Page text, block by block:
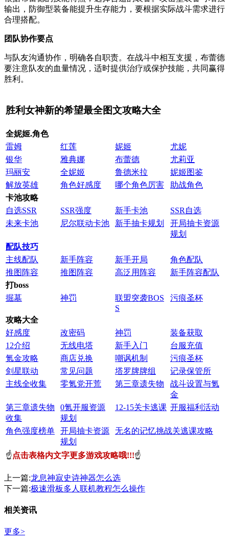
输出，防御型装备能提升生存能力，要根据实际战斗需求进行
合理搭配。
团队协作要点
与队友沟通协作，明确各自职责。在战斗中相互支援，布蕾德
要注意队友的血量情况，适时提供治疗或保护技能，共同赢得
胜利。
胜利女神新的希望最全图文攻略大全
全妮姬.角色
雷姆
红莲 妮姬
尤妮
银华
雅典娜 布蕾德
尤莉亚
玛丽安
全妮姬 鲁德米拉
妮姬图鉴
解放英雄
角色好感度 哪个角色厉害
助战角色
卡池攻略
自选SSR
SSR强度 新手卡池
SSR自选
未来卡池
尼尔联动卡池 新手抽卡规划
开局抽卡资源
规划
配队技巧
主线配队
新手阵容 新手开局
角色配队
推图阵容
推图阵容 高泛用阵容
新手阵容配队
打boss
掘墓
神罚
联盟突袭BOS
S
污痕圣杯
攻略大全
好感度
改密码 神罚
装备获取
12介绍
无线电塔 新手入门
台服充值
氪金攻略
商店兑换 嘲讽机制
污痕圣杯
剑星联动
常见问题 塔罗牌牌组
记录保管所
主线全收集
零氪党开荒 第三章遗失物
战斗设置与氪
金
第三章遗失物
收集
0氪开服资源
规划
12-15关卡逃课 开服福利活动
角色强度榜单
开局抽卡资源
规划
无名的记忆挑战关逃课攻略
☝点击表格内文字更多游戏攻略哦!!!☝
上一篇:龙息神寂史诗神器怎么选
下一篇:极速滑板多人联机教程怎么操作
相关资讯
更多>